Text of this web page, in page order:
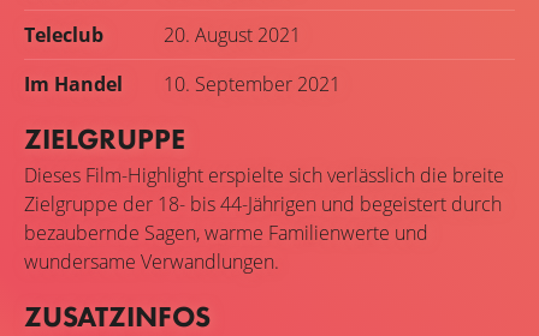
Teleclub
20. August 2021
Im Handel
10. September 2021
ZIELGRUPPE
Dieses Film-Highlight erspielte sich verlässlich die breite
Zielgruppe der 18- bis 44-Jährigen und begeistert durch
bezaubernde Sagen, warme Familienwerte und
wundersame Verwandlungen.
ZUSATZINFOS